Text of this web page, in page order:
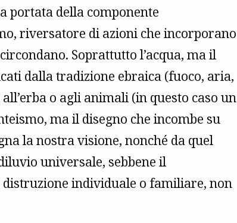
portata della componente
riversatore di azioni che incorporano
Soprattutto l’acqua, ma il
dalla tradizione ebraica (fuoco, aria,
o agli animali (in questo caso un
ma il disegno che incombe su
la nostra visione, nonché da quel
universale, sebbene il
individuale o familiare, non